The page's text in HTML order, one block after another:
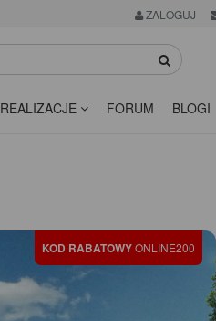
ZALOGUJ
REALIZACJE FORUM BLOGI
KOD RABATOWYONLINE200